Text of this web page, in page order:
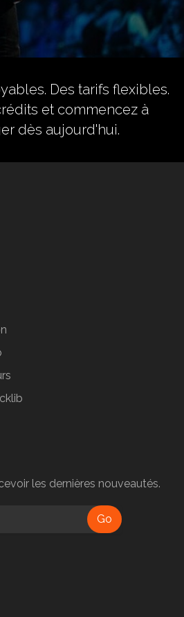
Des tarifs flexibles.
et commencez à
dès aujourd'hui.
les dernières nouveautés.
Go